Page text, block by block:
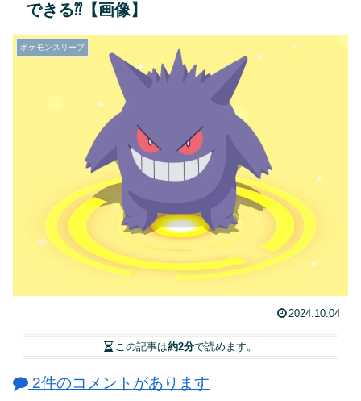
できる⁇【画像】
ポケモンスリープ
2024.10.04
この記事は約2分で読めます。
2件のコメントがあります